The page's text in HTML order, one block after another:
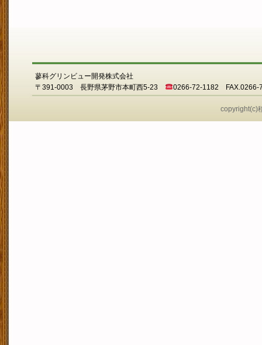
蓼科グリンビュー開発株式会社
〒391-0003 長野県茅野市本町西5-23
0266-72-1182 FAX.0266-
copyright(c)